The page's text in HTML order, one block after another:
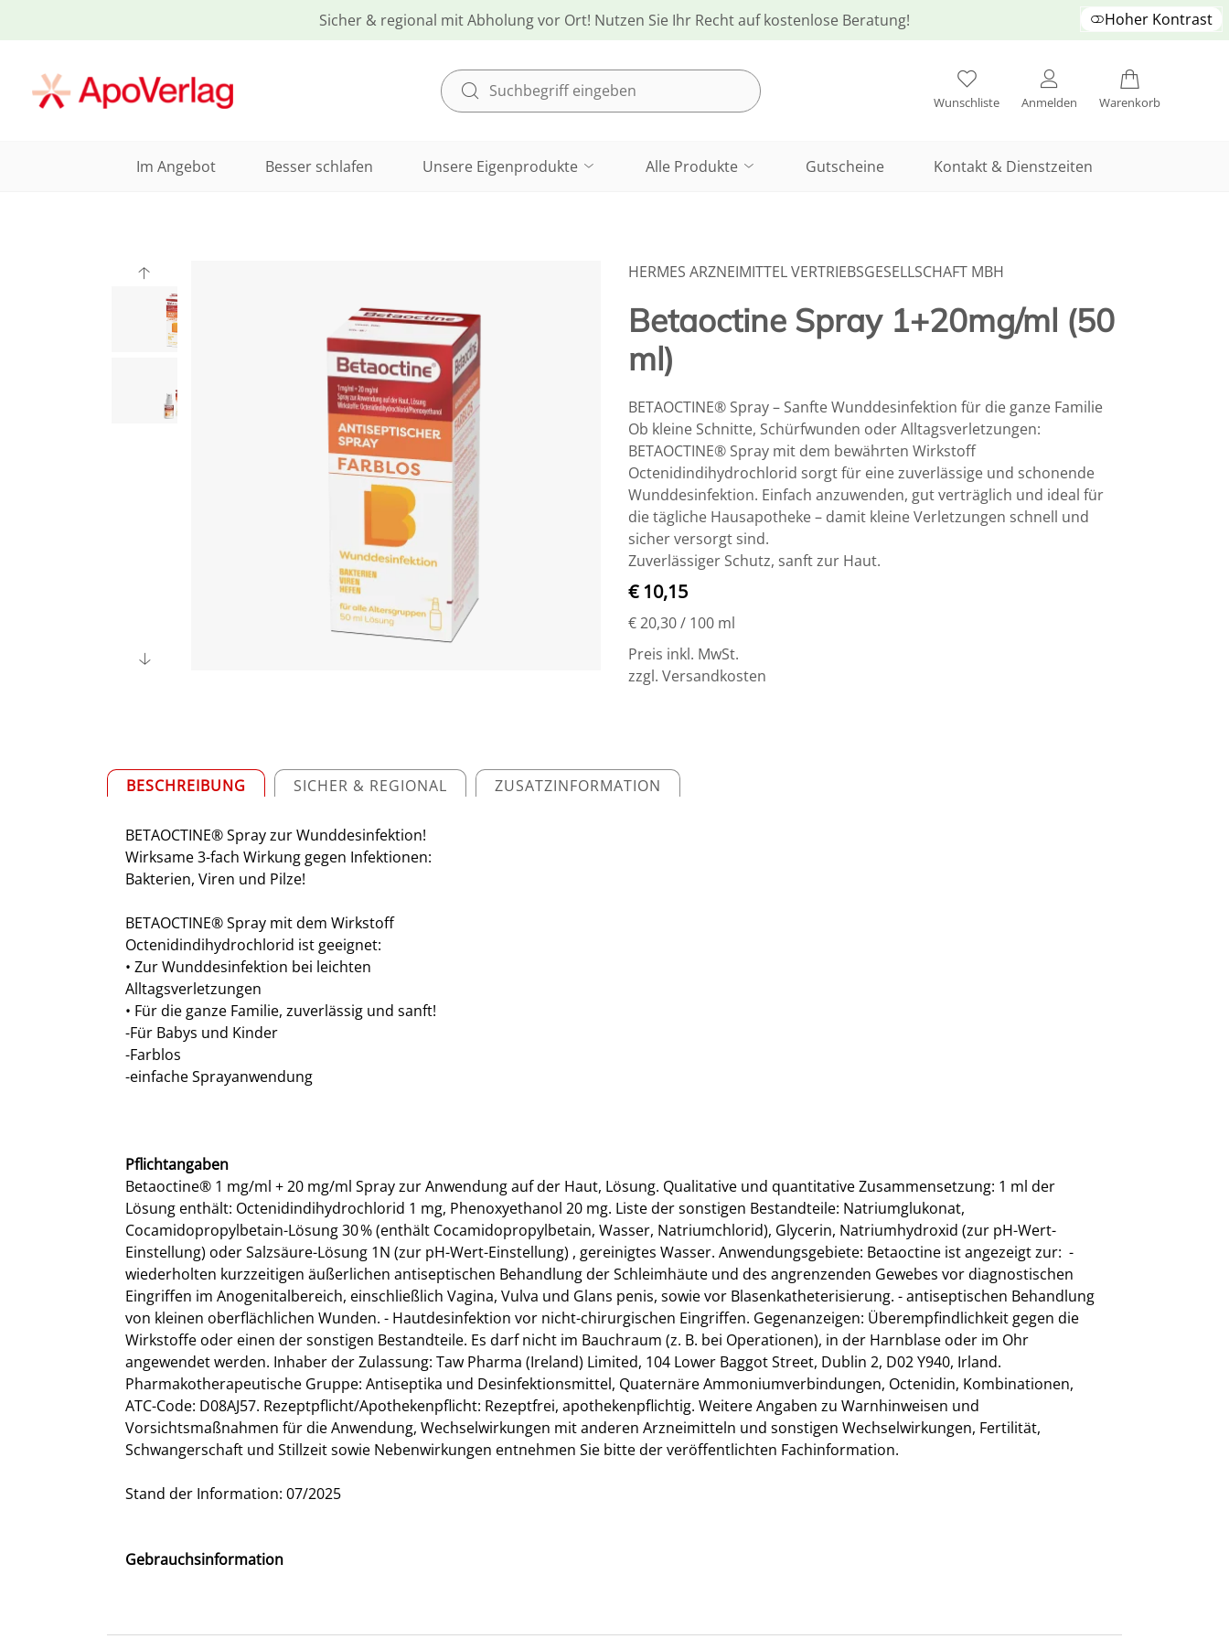
Sicher & regional mit Abholung vor Ort! Nutzen Sie Ihr Recht auf kostenlose Beratung! Hoher Kontrast
Wunschliste Anmelden Warenkorb
Im Angebot Besser schlafen Unsere Eigenprodukte Alle Produkte Gutscheine Kontakt & Dienstzeiten
HERMES ARZNEIMITTEL VERTRIEBSGESELLSCHAFT MBH
Betaoctine Spray 1+20mg/ml (50
ml)
BETAOCTINE® Spray – Sanfte Wunddesinfektion für die ganze Familie
Ob kleine Schnitte, Schürfwunden oder Alltagsverletzungen:
BETAOCTINE® Spray mit dem bewährten Wirkstoff
Octenidindihydrochlorid sorgt für eine zuverlässige und schonende
Wunddesinfektion. Einfach anzuwenden, gut verträglich und ideal für
die tägliche Hausapotheke – damit kleine Verletzungen schnell und
sicher versorgt sind.
Zuverlässiger Schutz, sanft zur Haut.
€ 10,15
€ 20,30/ 100 ml
Preis inkl. MwSt.
zzgl. Versandkosten
BESCHREIBUNG SICHER & REGIONAL ZUSATZINFORMATION
BETAOCTINE® Spray zur Wunddesinfektion!
Wirksame 3-fach Wirkung gegen Infektionen:
Bakterien, Viren und Pilze!
BETAOCTINE® Spray mit dem Wirkstoff
Octenidindihydrochlorid ist geeignet:
• Zur Wunddesinfektion bei leichten
Alltagsverletzungen
• Für die ganze Familie, zuverlässig und sanft!
-Für Babys und Kinder
-Farblos
-einfache Sprayanwendung
Pflichtangaben
Betaoctine® 1 mg/ml + 20 mg/ml Spray zur Anwendung auf der Haut, Lösung. Qualitative und quantitative Zusammensetzung: 1 ml der
Lösung enthält: Octenidindihydrochlorid 1 mg, Phenoxyethanol 20 mg. Liste der sonstigen Bestandteile: Natriumglukonat,
Cocamidopropylbetain-Lösung 30 % (enthält Cocamidopropylbetain, Wasser, Natriumchlorid), Glycerin, Natriumhydroxid (zur pH-Wert-
Einstellung) oder Salzsäure-Lösung 1N (zur pH-Wert-Einstellung) , gereinigtes Wasser. Anwendungsgebiete: Betaoctine ist angezeigt zur: -
wiederholten kurzzeitigen äußerlichen antiseptischen Behandlung der Schleimhäute und des angrenzenden Gewebes vor diagnostischen
Eingriffen im Anogenitalbereich, einschließlich Vagina, Vulva und Glans penis, sowie vor Blasenkatheterisierung. - antiseptischen Behandlung
von kleinen oberflächlichen Wunden. - Hautdesinfektion vor nicht-chirurgischen Eingriffen. Gegenanzeigen: Überempfindlichkeit gegen die
Wirkstoffe oder einen der sonstigen Bestandteile. Es darf nicht im Bauchraum (z. B. bei Operationen), in der Harnblase oder im Ohr
angewendet werden. Inhaber der Zulassung: Taw Pharma (Ireland) Limited, 104 Lower Baggot Street, Dublin 2, D02 Y940, Irland.
Pharmakotherapeutische Gruppe: Antiseptika und Desinfektionsmittel, Quaternäre Ammoniumverbindungen, Octenidin, Kombinationen,
ATC-Code: D08AJ57. Rezeptpflicht/Apothekenpflicht: Rezeptfrei, apothekenpflichtig. Weitere Angaben zu Warnhinweisen und
Vorsichtsmaßnahmen für die Anwendung, Wechselwirkungen mit anderen Arzneimitteln und sonstigen Wechselwirkungen, Fertilität,
Schwangerschaft und Stillzeit sowie Nebenwirkungen entnehmen Sie bitte der veröffentlichten Fachinformation.
Stand der Information: 07/2025
Gebrauchsinformation